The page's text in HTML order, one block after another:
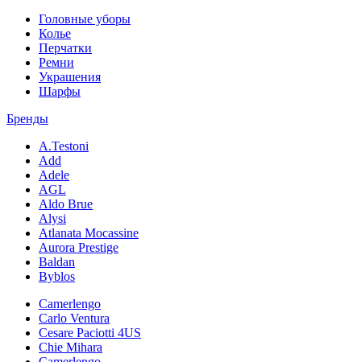
Головные уборы
Колье
Перчатки
Ремни
Украшения
Шарфы
Бренды
A.Testoni
Add
Adele
AGL
Aldo Brue
Alysi
Atlanata Mocassine
Aurora Prestige
Baldan
Byblos
Camerlengo
Carlo Ventura
Cesare Paciotti 4US
Chie Mihara